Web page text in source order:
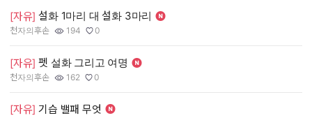
[자유] 설화 1마리 대 설화 3마리
작성자:
천자의후손
조회수:
194
추천수:
0
[자유] 펫 설화 그리고 여명
작성자:
천자의후손
조회수:
162
추천수:
0
[자유] 기습 밸패 무엇